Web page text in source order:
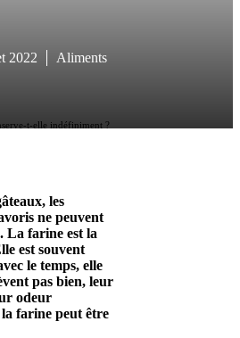
2022 Aliments
t-elle indéfiniment ?
les
ne peuvent
La farine est la
est souvent
le temps, elle
pas bien, leur
odeur
farine peut être